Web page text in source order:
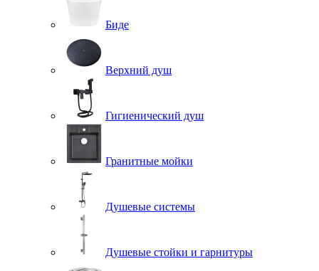
Биде
Верхний душ
Гигиенический душ
Гранитные мойки
Душевые системы
Душевые стойки и гарнитуры